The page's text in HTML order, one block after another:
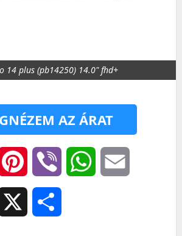
14 plus (pb14250) 14.0" fhd+
AZ ÁRAT
FacebookPinterest Viber WhatsApp
Threads